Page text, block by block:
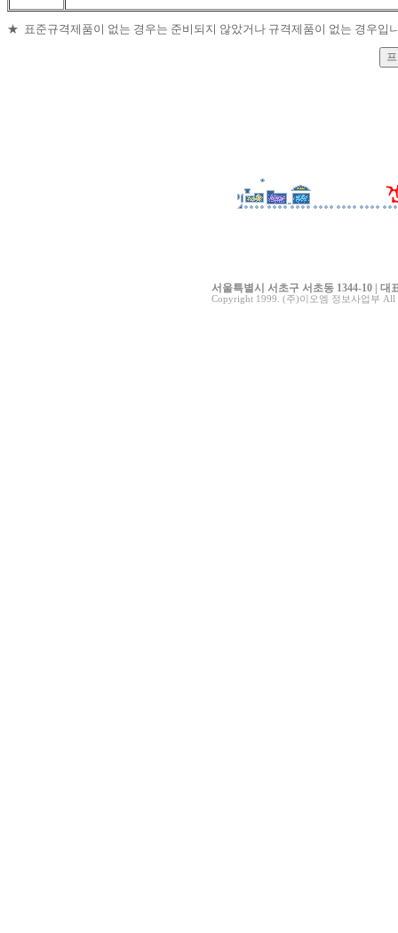
★ 표준규격제품이 없는 경우는 준비되지 않았거나 규격제품이 없는 경우입
서울특별시 서초구 서초동 1344-10 | 대
Copyright 1999. (주)이오엠 정보사업부 All